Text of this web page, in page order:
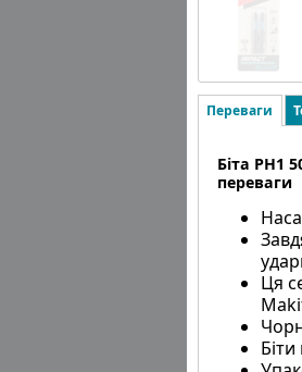
Переваги
Біта PH1
переваги
Ця